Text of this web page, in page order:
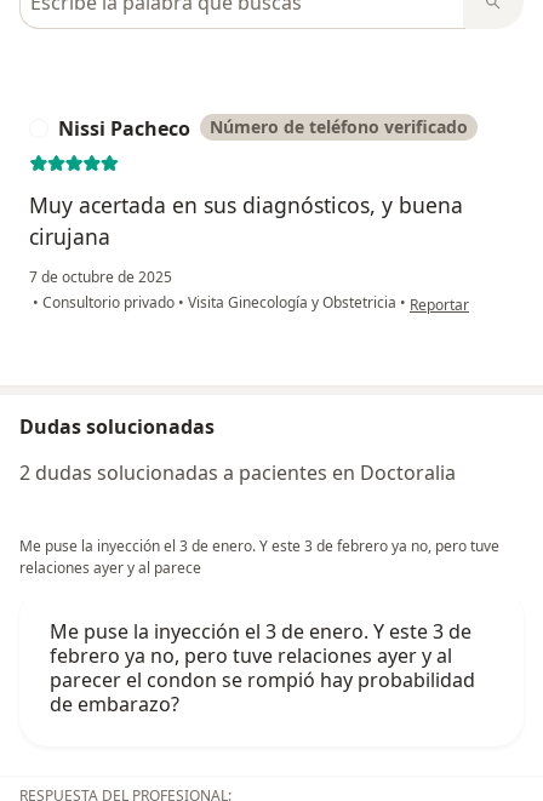
Nissi Pacheco Número de teléfono verificado
Muy acertada en sus diagnósticos, y buena
cirujana
7 de octubre de 2025
• Consultorio privado • Visita Ginecología y Obstetricia • en opinión del
Reportar
Dudas solucionadas
2 dudas solucionadas a pacientes en Doctoralia
Me puse la inyección el 3 de enero. Y este 3 de febrero ya no, pero tuve
relaciones ayer y al parece
Me puse la inyección el 3 de enero. Y este 3 de
febrero ya no, pero tuve relaciones ayer y al
parecer el condon se rompió hay probabilidad
de embarazo?
RESPUESTA DEL PROFESIONAL: